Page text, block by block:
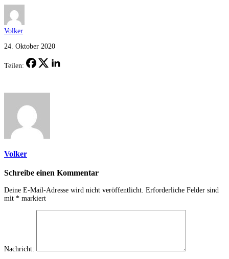
Volker
24. Oktober 2020
Teilen:
Volker
Schreibe einen Kommentar
Deine E-Mail-Adresse wird nicht veröffentlicht. Erforderliche Felder sind
mit * markiert
Nachricht: